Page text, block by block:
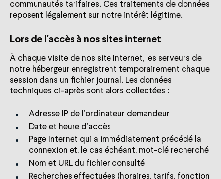
communautés tarifaires. Ces traitements de données
reposent légalement sur notre intérêt légitime.
Lors de l'accès à nos sites internet
À chaque visite de nos site Internet, les serveurs de
notre hébergeur enregistrent temporairement chaque
session dans un fichier journal. Les données
techniques ci-après sont alors collectées :
Adresse IP de l’ordinateur demandeur
Date et heure d’accès
Page Internet qui a immédiatement précédé la
connexion et, le cas échéant, mot-clé recherché
Nom et URL du fichier consulté
Recherches effectuées (horaires, tarifs, fonction